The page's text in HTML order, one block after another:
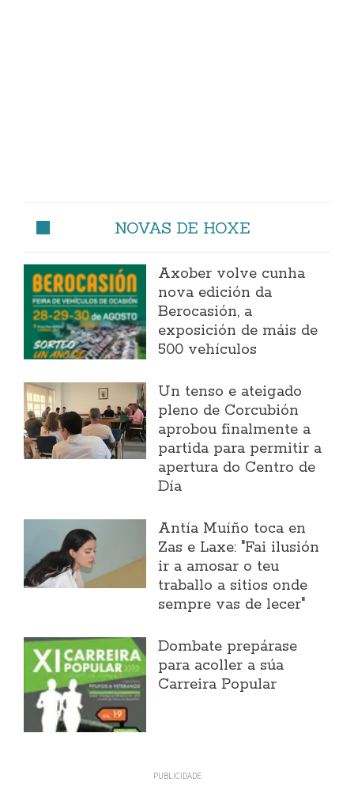
NOVAS DE HOXE
Axober volve cunha
nova edición da
Berocasión, a
exposición de máis de
500 vehículos
Un tenso e ateigado
pleno de Corcubión
aprobou finalmente a
partida para permitir a
apertura do Centro de
Día
Antía Muíño toca en
Zas e Laxe: "Fai ilusión
ir a amosar o teu
traballo a sitios onde
sempre vas de lecer"
Dombate prepárase
para acoller a súa
Carreira Popular